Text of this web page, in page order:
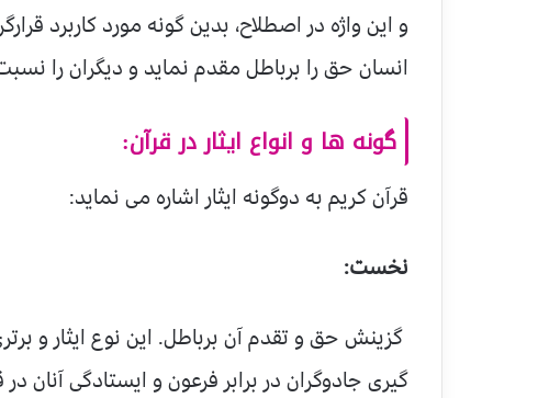
و این واژه در اصطلاح، بدین گونه مورد کاربرد
انسان حق را برباطل مقدم نماید و دیگران را
گونه ها و انواع ایثار در قرآن:
قرآن کریم به دوگونه ایثار اشاره می نماید:
نخست:
گزینش حق و تقدم آن برباطل. این نوع ایثار
گیری جادوگران در برابر فرعون و ایستادگی آنان